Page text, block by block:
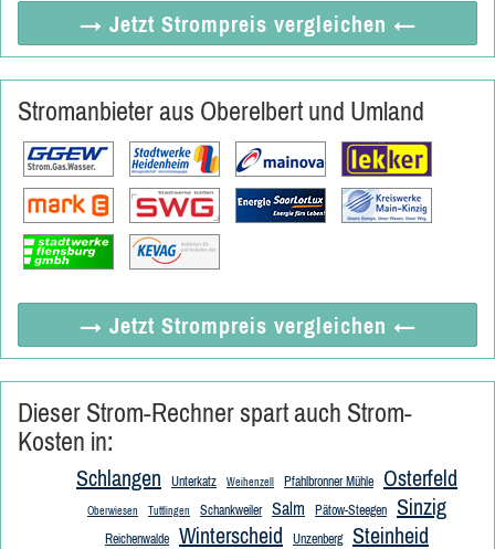
→ Jetzt Strompreis vergleichen ←
Stromanbieter aus Oberelbert und Umland
→ Jetzt Strompreis vergleichen ←
Dieser Strom-Rechner spart auch Strom-
Kosten in:
Schlangen Unterkatz Weihenzell Pfahlbronner Mühle Osterfeld
Oberwiesen Tuttlingen Schankweiler Salm Pätow-Steegen Sinzig
Reichenwalde Winterscheid Unzenberg
Steinheid